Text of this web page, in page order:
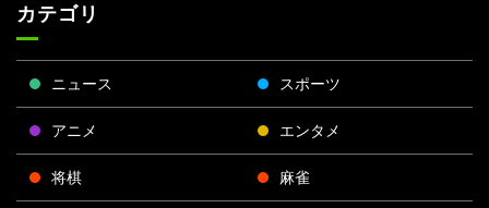
カテゴリ
ニュース スポーツ
アニメ エンタメ
将棋 麻雀